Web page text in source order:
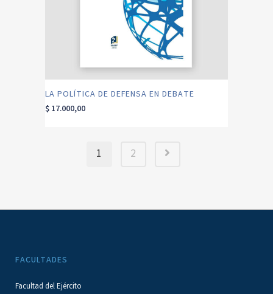
LA POLÍTICA DE DEFENSA EN DEBATE
$ 17.000,00
1 2
FACULTADES
Facultad del Ejército